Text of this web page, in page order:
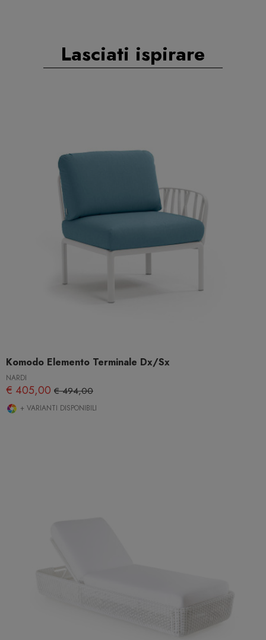
Lasciati ispirare
Komodo Elemento Terminale Dx/Sx
NARDI
€ 405,00 € 494,00
+ VARIANTI DISPONIBILI